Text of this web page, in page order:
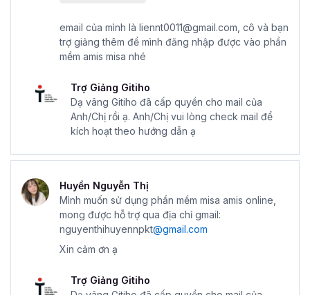
email của mình là liennt0011@gmail.com, cô và bạn
trợ giảng thêm để mình đăng nhập được vào phần
mềm amis misa nhé
Trợ Giảng Gitiho
Dạ vâng Gitiho đã cấp quyền cho mail của
Anh/Chị rồi ạ. Anh/Chị vui lòng check mail để
kích hoạt theo hướng dẫn ạ
Huyền Nguyễn Thị
Mình muốn sử dụng phần mềm misa amis online,
mong được hỗ trợ qua địa chỉ gmail:
nguyenthihuyennpkt@gmail.com
Xin cảm ơn ạ
Trợ Giảng Gitiho